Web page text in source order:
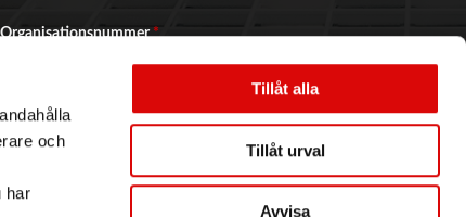
och
har
Tillåt alla
Tillåt urval
Avvisa
Organisationsnummer*
Ja, jag vill prenumerera på nyhetsbrevet.